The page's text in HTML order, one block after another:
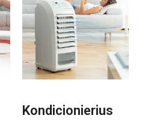
Kondicionierius